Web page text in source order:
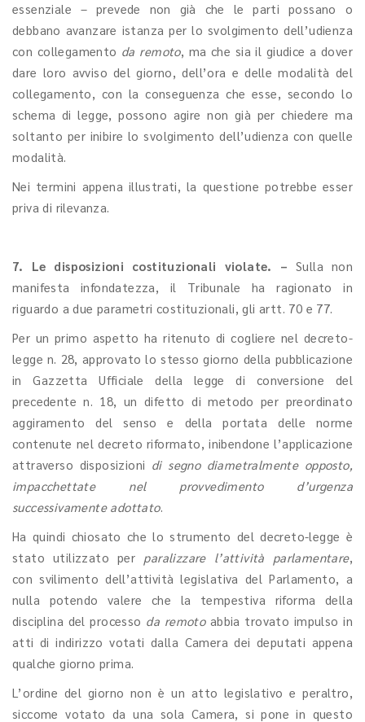
essenziale – prevede non già che le parti possano o
debbano avanzare istanza per lo svolgimento dell’udienza
con collegamento da remoto, ma che sia il giudice a dover
dare loro avviso del giorno, dell’ora e delle modalità del
collegamento, con la conseguenza che esse, secondo lo
schema di legge, possono agire non già per chiedere ma
soltanto per inibire lo svolgimento dell’udienza con quelle
modalità.
Nei termini appena illustrati, la questione potrebbe esser
priva di rilevanza.
7. Le disposizioni costituzionali violate. – Sulla non
manifesta infondatezza, il Tribunale ha ragionato in
riguardo a due parametri costituzionali, gli artt. 70 e 77.
Per un primo aspetto ha ritenuto di cogliere nel decreto-
legge n. 28, approvato lo stesso giorno della pubblicazione
in Gazzetta Ufficiale della legge di conversione del
precedente n. 18, un difetto di metodo per preordinato
aggiramento del senso e della portata delle norme
contenute nel decreto riformato, inibendone l’applicazione
attraverso disposizioni di segno diametralmente opposto,
impacchettate nel provvedimento d’urgenza
successivamente adottato.
Ha quindi chiosato che lo strumento del decreto-legge è
stato utilizzato per paralizzare l’attività parlamentare,
con svilimento dell’attività legislativa del Parlamento, a
nulla potendo valere che la tempestiva riforma della
disciplina del processo da remotoabbia trovato impulso in
atti di indirizzo votati dalla Camera dei deputati appena
qualche giorno prima.
L’ordine del giorno non è un atto legislativo e peraltro,
siccome votato da una sola Camera, si pone in questo